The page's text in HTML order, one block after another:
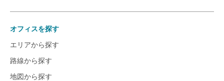
オフィスを探す
エリアから探す
路線から探す
地図から探す